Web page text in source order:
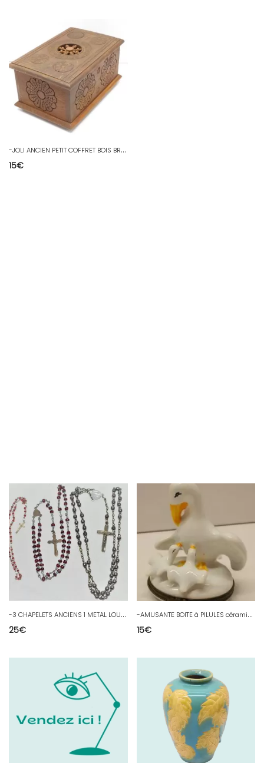
-
JOLI ANCIEN PETIT COFFRET BOIS BRETON BOITE A BIJOUX ou AUTRE COLLECTION D
15€
-
3 CHAPELETS ANCIENS 1 METAL LOURDES 1 Perles rouges & 1 Petit enfant ou poupée
25€
-
AMUSANTE BOITE à PILULES céramique UN OISEAU BLANC & Jaune & ses 2 poussins D
15€